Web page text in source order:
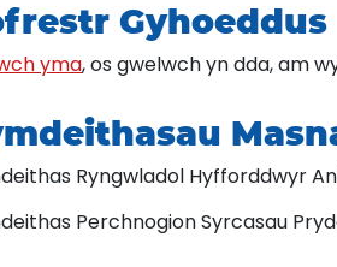
Gyhoeddus
yma, os gwelwch yn dda, am
Ryngwladol Hyfforddwyr
Perchnogion Syrcasau